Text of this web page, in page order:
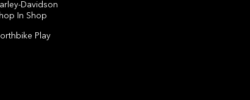
Davidson
In Shop
Play